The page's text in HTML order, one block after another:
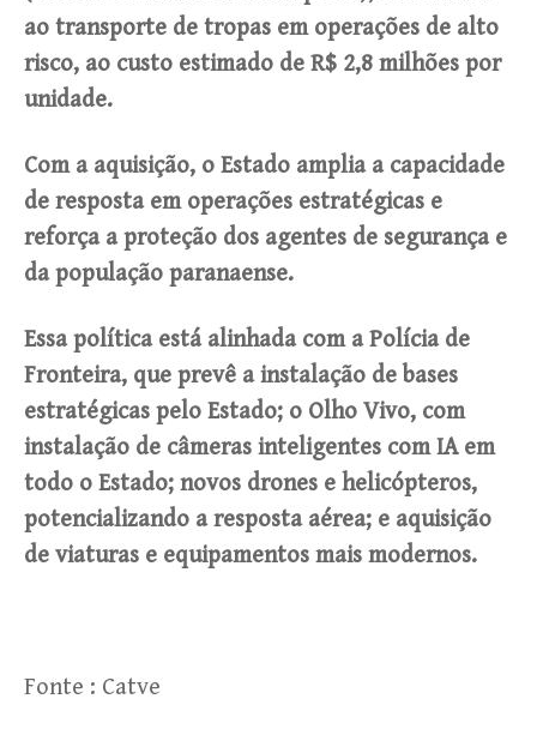
ao transporte de tropas em operações de alto
risco, ao custo estimado de R$ 2,8 milhões por
unidade.
Com a aquisição, o Estado amplia a capacidade
de resposta em operações estratégicas e
reforça a proteção dos agentes de segurança e
da população paranaense.
Essa política está alinhada com a Polícia de
Fronteira, que prevê a instalação de bases
estratégicas pelo Estado; o Olho Vivo, com
instalação de câmeras inteligentes com IA em
todo o Estado; novos drones e helicópteros,
potencializando a resposta aérea; e aquisição
de viaturas e equipamentos mais modernos.
Fonte : Catve